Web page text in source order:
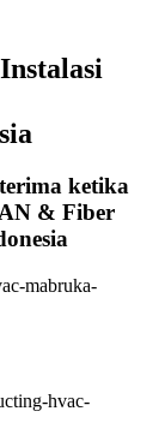
ketika
& Fiber